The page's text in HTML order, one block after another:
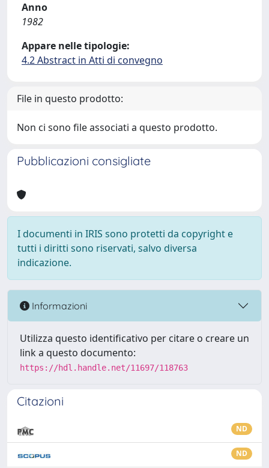
Anno
1982
Appare nelle tipologie:
4.2 Abstract in Atti di convegno
File in questo prodotto:
Non ci sono file associati a questo prodotto.
Pubblicazioni consigliate
I documenti in IRIS sono protetti da copyright e
tutti i diritti sono riservati, salvo diversa
indicazione.
Informazioni
Utilizza questo identificativo per citare o creare un
link a questo documento:
https://hdl.handle.net/11697/118763
Citazioni
ND
ND